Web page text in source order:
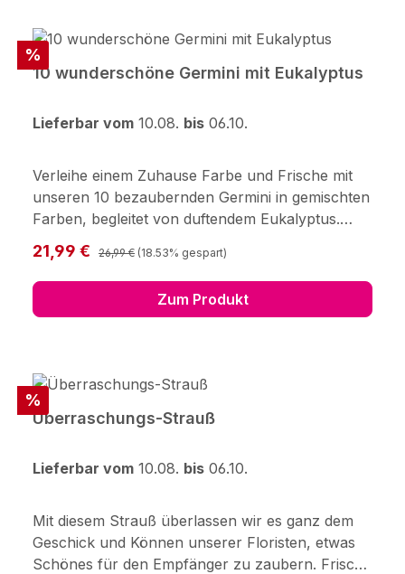
info@123blumenversand.de
Rabatt
%
10 wunderschöne Germini mit Eukalyptus
Lieferbar vom 10.08. bis 06.10.
Verleihe einem Zuhause Farbe und Frische mit
unseren 10 bezaubernden Germini in gemischten
Farben, begleitet von duftendem Eukalyptus.
Pflegetipps, Blumennahrung und Wasser
versorgt. Hersteller: 123Blumenversand.de
GmbH Didderser Str. 28 38176 Wendeburg
Verkaufspreis:
21,99 € Regulärer Preis:
26,99 € (18.53% gespart)
Zum Produkt
Rabatt
%
Überraschungs-Strauß
Lieferbar vom 10.08. bis 06.10.
Mit diesem Strauß überlassen wir es ganz dem
Geschick und Können unserer Floristen, etwas
Schönes für den Empfänger zu zaubern. Frisch